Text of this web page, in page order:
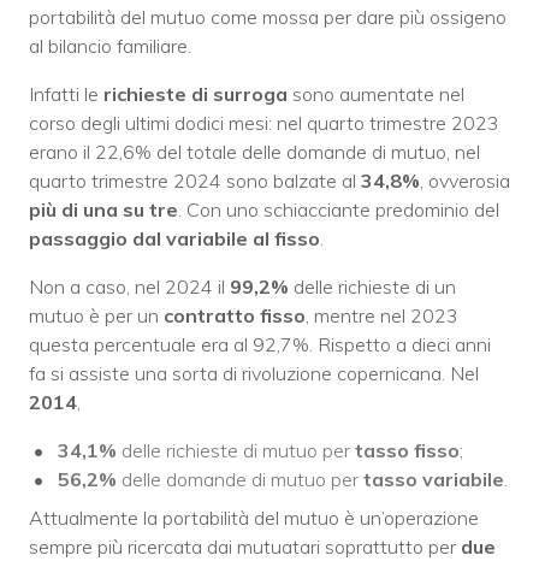
portabilità del mutuo come mossa per dare più ossigeno
al bilancio familiare.
Infatti le richieste di surroga sono aumentate nel
corso degli ultimi dodici mesi: nel quarto trimestre 2023
erano il 22,6% del totale delle domande di mutuo, nel
quarto trimestre 2024 sono balzate al 34,8%, ovverosia
più di una su tre. Con uno schiacciante predominio del
passaggio dal variabile al fisso.
Non a caso, nel 2024 il 99,2% delle richieste di un
mutuo è per un contratto fisso, mentre nel 2023
questa percentuale era al 92,7%. Rispetto a dieci anni
fa si assiste una sorta di rivoluzione copernicana. Nel
2014,
34,1% delle richieste di mutuo per tasso fisso;
56,2% delle domande di mutuo per tasso variabile.
Attualmente la portabilità del mutuo è un’operazione
sempre più ricercata dai mutuatari soprattutto per due